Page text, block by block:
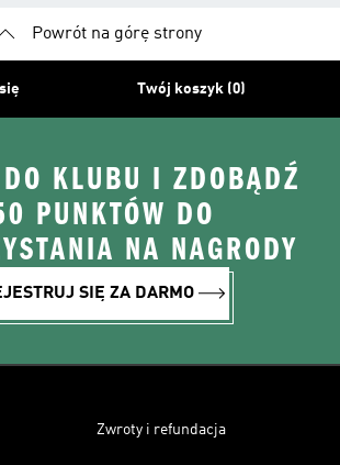
Powrót na górę strony
Twój koszyk (0)
KLUBU I ZDOBĄDŹ
PUNKTÓW DO
NA NAGRODY
SIĘ ZA DARMO
Zwroty i refundacja